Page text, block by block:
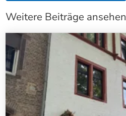
Weitere Beiträge ansehen